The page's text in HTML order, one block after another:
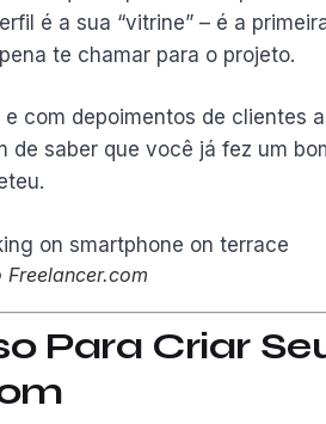
é a sua “vitrine” – é a
te chamar para o projeto.
com depoimentos de clientes
de saber que você já fez um
Freelancer.com
Para Criar